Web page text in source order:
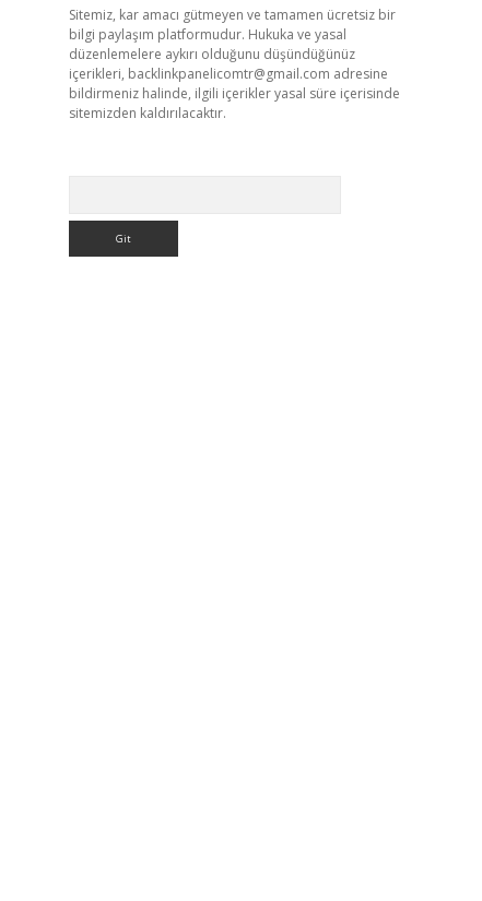
Sitemiz, kar amacı gütmeyen ve tamamen ücretsiz bir
bilgi paylaşım platformudur. Hukuka ve yasal
düzenlemelere aykırı olduğunu düşündüğünüz
içerikleri, backlinkpanelicomtr@gmail.com adresine
bildirmeniz halinde, ilgili içerikler yasal süre içerisinde
sitemizden kaldırılacaktır.